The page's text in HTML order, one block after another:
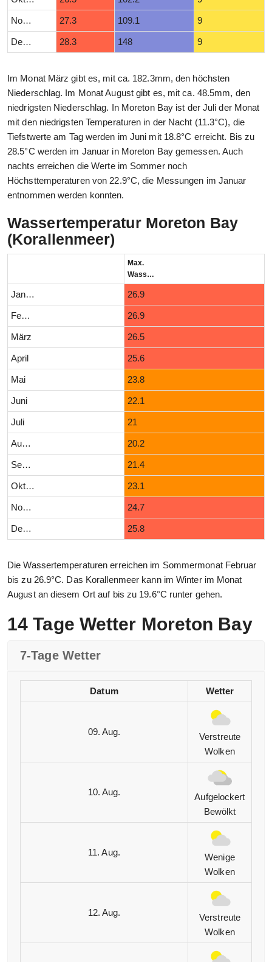
November 27.3 109.1 9
Dezember 28.3 148 9
Im Monat März gibt es, mit ca. 182.3mm, den höchsten
Niederschlag. Im Monat August gibt es, mit ca. 48.5mm, den
niedrigsten Niederschlag. In Moreton Bay ist der Juli der Monat
mit den niedrigsten Temperaturen in der Nacht (11.3°C), die
Tiefstwerte am Tag werden im Juni mit 18.8°C erreicht. Bis zu
28.5°C werden im Januar in Moreton Bay gemessen. Auch
nachts erreichen die Werte im Sommer noch
Höchsttemperaturen von 22.9°C, die Messungen im Januar
entnommen werden konnten.
Wassertemperatur Moreton Bay
(Korallenmeer)
Max.
Wassertemperatur (°C)
Januar 26.9
Februar 26.9
März 26.5
April 25.6
Mai 23.8
Juni 22.1
Juli 21
August 20.2
September 21.4
Oktober 23.1
November 24.7
Dezember 25.8
Die Wassertemperaturen erreichen im Sommermonat Februar
bis zu 26.9°C. Das Korallenmeer kann im Winter im Monat
August an diesem Ort auf bis zu 19.6°C runter gehen.
14 Tage Wetter Moreton Bay
7-Tage Wetter
Datum Wetter
09. Aug.
Verstreute
Wolken
10. Aug.
Aufgelockert
Bewölkt
11. Aug.
Wenige
Wolken
12. Aug.
Verstreute
Wolken